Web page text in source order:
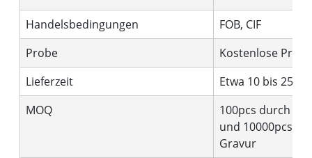
Handelsbedingungen
FOB, CIF
Probe
Kostenlose Probe
Lieferzeit
Etwa 10 bis 25
MOQ
100pcs durch
und 10000pcs
Gravur